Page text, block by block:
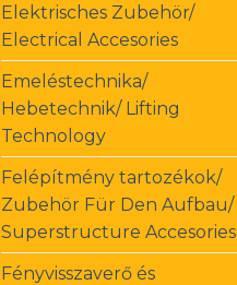
Elektrisches Zubehör/
Electrical Accesories
Emeléstechnika/
Hebetechnik/ Lifting
Technology
Felépítmény tartozékok/
Zubehör Für Den Aufbau/
Superstructure Accesories
Fényvisszaverő és